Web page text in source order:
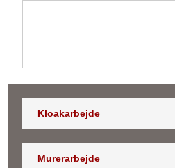
Kloakarbejde
Murerarbejde